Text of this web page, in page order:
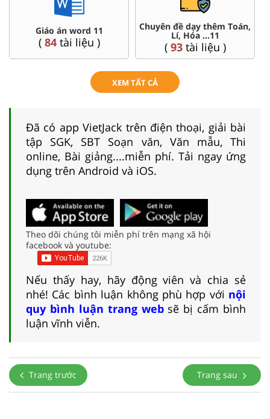
Giáo án word 11
( 84tài liệu )
Chuyên đề dạy thêm Toán,
Lí, Hóa ...11
( 93tài liệu )
XEM TẤT CẢ
Đã có app VietJack trên điện thoại, giải bài
tập SGK, SBT Soạn văn, Văn mẫu, Thi
online, Bài giảng....miễn phí. Tải ngay ứng
dụng trên Android và iOS.
Theo dõi chúng tôi miễn phí trên mạng xã hội
facebook và youtube:
Nếu thấy hay, hãy động viên và chia sẻ
nhé! Các bình luận không phù hợp với nội
quy bình luận trang websẽ bị cấm bình
luận vĩnh viễn.
Trang trước Trang sau